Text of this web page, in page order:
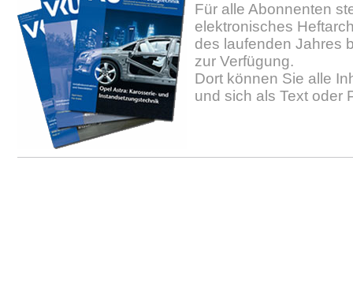
Für alle Abonnenten
elektronisches
des laufenden Jahres
zur Verfügung.
Dort können Sie alle
und sich als Text oder